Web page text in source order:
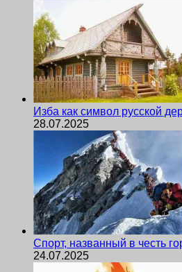
Изба как символ русской
28.07.2025
Спорт, названный в честь
24.07.2025